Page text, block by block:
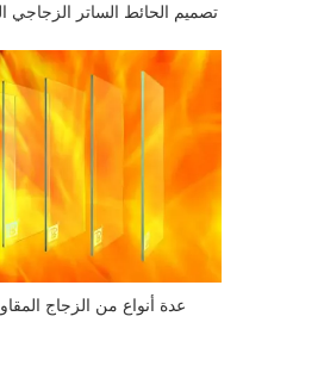
تصميم الحائط الساتر الزجاجي
عدة أنواع من الزجاج